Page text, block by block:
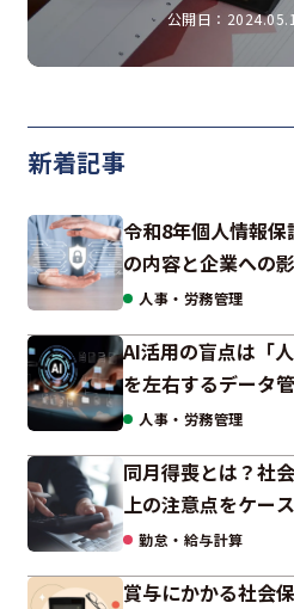
公開日：
新着記事
令和8年個人情報
の内容と企業への
人事・労務管理
AI活用の盲点は「
を左右するデータ
人事・労務管理
同月得喪とは？社
上の注意点をケー
勤怠・給与計算
賞与にかかる社会